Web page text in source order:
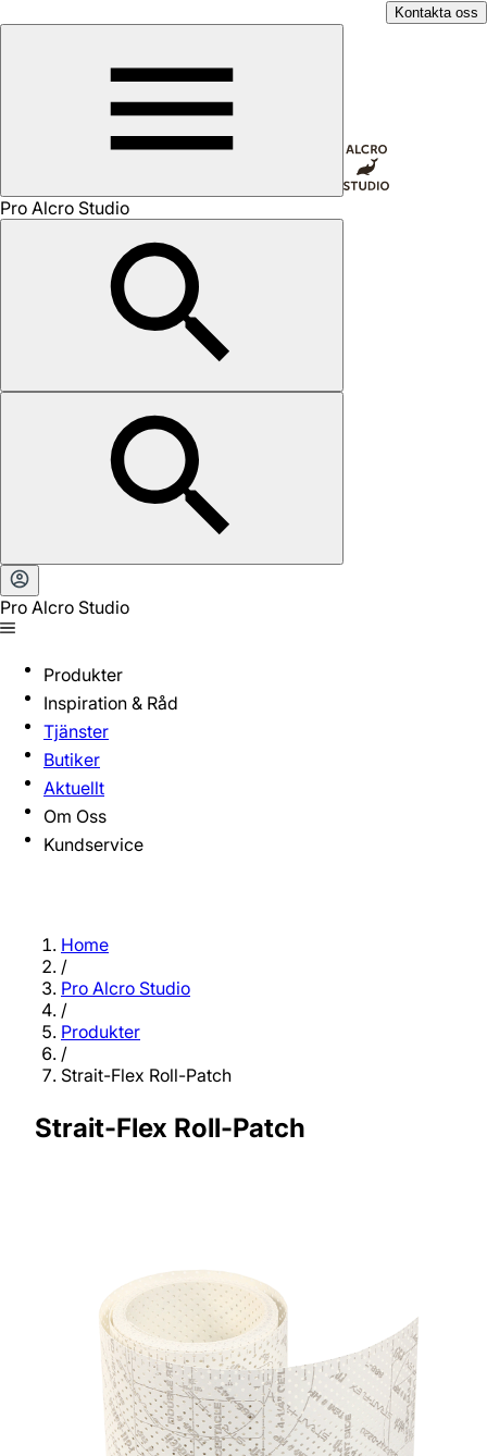
Kontakta oss
Pro Alcro Studio
Pro Alcro Studio
Produkter
Inspiration & Råd
Tjänster
Butiker
Aktuellt
Om Oss
Kundservice
Home
/
Pro Alcro Studio
/
Produkter
/
Strait-Flex Roll-Patch
Strait-Flex Roll-Patch